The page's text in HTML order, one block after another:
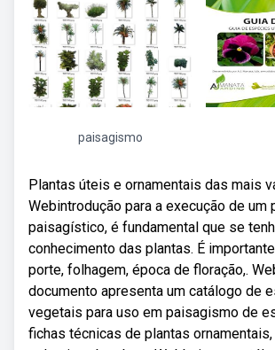
paisagismo
Plantas úteis e ornamentais das mais
Webintrodução para a execução de um
paisagístico, é fundamental que se
conhecimento das plantas. É
porte, folhagem, época de floração,.
documento apresenta um catálogo de
vegetais para uso em paisagismo de
fichas técnicas de plantas